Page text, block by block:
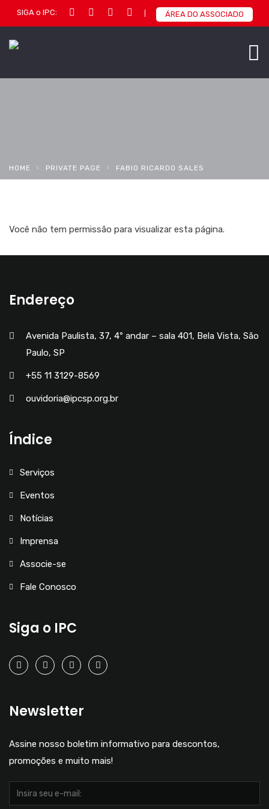
SIGA o IPC: ÁREA DO ASSOCIADO
HOME PRIVATE PAGE FABIO RICARDO SALES
Você não tem permissão para visualizar esta página.
Endereço
Avenida Paulista, 37, 4º andar – sala 401, Bela Vista, São
Paulo, SP
+55 11 3129-8569
ouvidoria@ipcsp.org.br
Índice
Serviços
Eventos
Notícias
Imprensa
Associe-se
Fale Conosco
Siga o IPC
Newsletter
Assine nosso boletim informativo para descontos,
promoções e muito mais!